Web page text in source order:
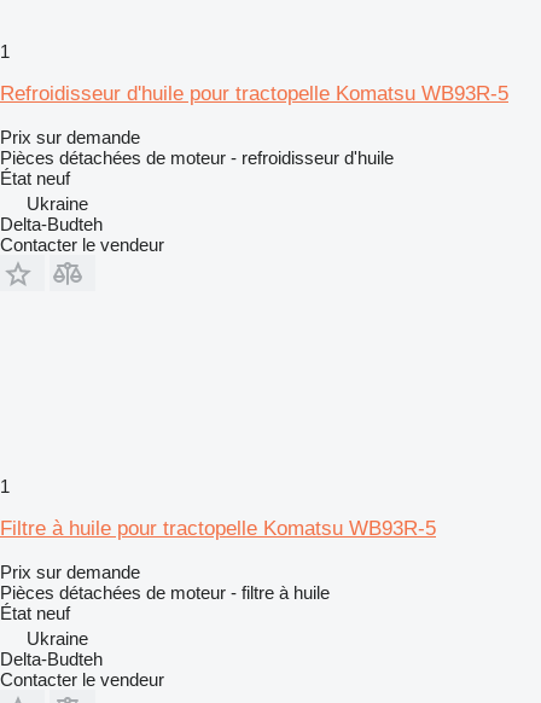
1
Refroidisseur d'huile pour tractopelle Komatsu WB93R-5
Prix sur demande
Pièces détachées de moteur - refroidisseur d'huile
État neuf
Ukraine
Delta-Budteh
Contacter le vendeur
1
Filtre à huile pour tractopelle Komatsu WB93R-5
Prix sur demande
Pièces détachées de moteur - filtre à huile
État neuf
Ukraine
Delta-Budteh
Contacter le vendeur